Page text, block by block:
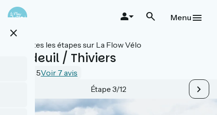
Aller
au
principal
close
Menu
Toutes les étapes sur La Flow Vélo
Excideuil / Thiviers
4.3 / 5Voir 7 avis
Étape 3/12